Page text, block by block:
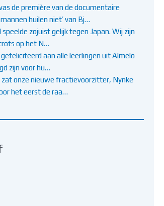
de première van de documentaire
huilen niet’ van Bj…
speelde zojuist gelijk tegen Japan. Wij zijn
op het N…
aan alle leerlingen uit Almelo
zijn voor hu…
zat onze nieuwe fractievoorzitter, Nynke
het eerst de raa…